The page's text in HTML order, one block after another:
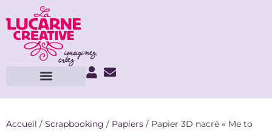
Accueil / Scrapbooking / Papiers / Papier 3D nacré « Me to